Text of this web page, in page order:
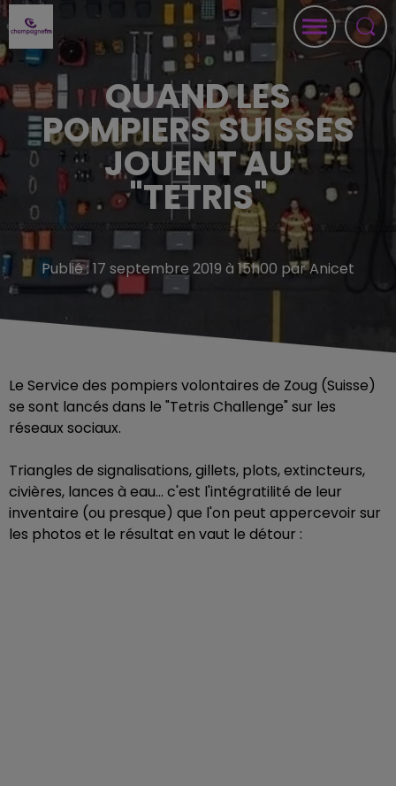
QUAND LES
POMPIERS SUISSES
JOUENT AU
"TETRIS"
Publié : 17 septembre 2019 à 15h00 par Anicet
Le Service des pompiers volontaires de Zoug (Suisse)
se sont lancés dans le "Tetris Challenge" sur les
réseaux sociaux.
Triangles de signalisations, gillets, plots, extincteurs,
civières, lances à eau... c'est l'intégratilité de leur
inventaire (ou presque) que l'on peut appercevoir sur
les photos et le résultat en vaut le détour :